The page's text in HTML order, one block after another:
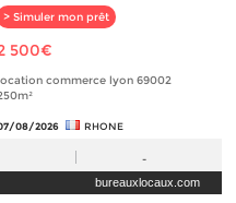
> Simuler mon prêt
500€
commerce lyon 69002
08/2026 RHONE
-
bureauxlocaux.com